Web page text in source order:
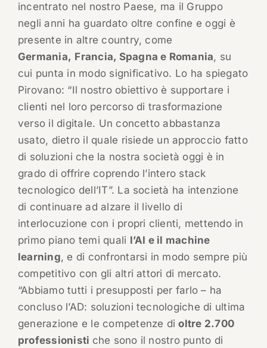
incentrato nel nostro Paese, ma il Gruppo
negli anni ha guardato oltre confine e oggi è
presente in altre country, come
Germania, Francia, Spagna e Romania, su
cui punta in modo significativo. Lo ha spiegato
Pirovano: “Il nostro obiettivo è supportare i
clienti nel loro percorso di trasformazione
verso il digitale. Un concetto abbastanza
usato, dietro il quale risiede un approccio fatto
di soluzioni che la nostra società oggi è in
grado di offrire coprendo l’intero stack
tecnologico dell’IT”. La società ha intenzione
di continuare ad alzare il livello di
interlocuzione con i propri clienti, mettendo in
primo piano temi quali l’AI e il machine
learning, e di confrontarsi in modo sempre più
competitivo con gli altri attori di mercato.
“Abbiamo tutti i presupposti per farlo – ha
concluso l’AD: soluzioni tecnologiche di ultima
generazione e le competenze dioltre 2.700
professionisti che sono il nostro punto di